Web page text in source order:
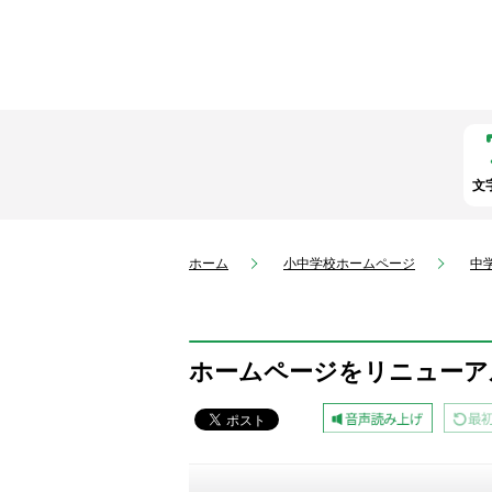
文
ホーム 小中学校ホームページ 中
ホームページをリニュー